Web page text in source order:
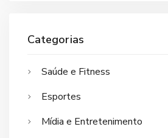
Categorias
Saúde e Fitness
Esportes
Mídia e Entretenimento